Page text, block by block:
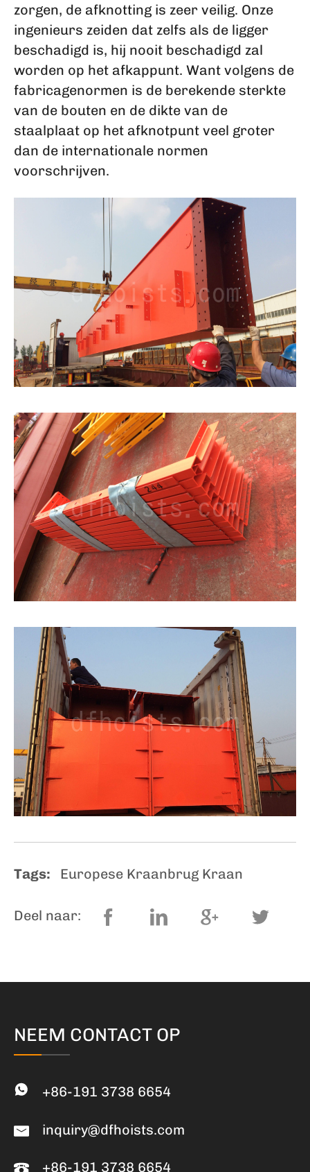
zorgen, de afknotting is zeer veilig. Onze
ingenieurs zeiden dat zelfs als de ligger
beschadigd is, hij nooit beschadigd zal
worden op het afkappunt. Want volgens de
fabricagenormen is de berekende sterkte
van de bouten en de dikte van de
staalplaat op het afknotpunt veel groter
dan de internationale normen
voorschrijven.
Tags: Europese Kraanbrug Kraan
Deel naar:
NEEM CONTACT OP
+86-191 3738 6654
inquiry@dfhoists.com
+86-191 3738 6654